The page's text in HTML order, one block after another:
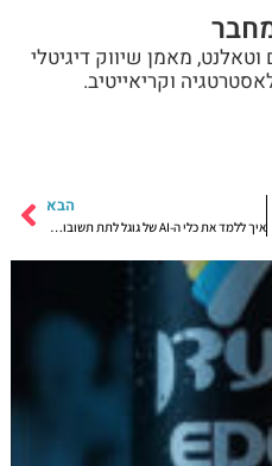
וטאלנט, מאמן שיווק דיגיטלי
וקריאייטיב.
הבא
איך ללמד את כלי ה-AI של גוגל לתת תשובות ומידע לאנשים שמחפשים אתכם!